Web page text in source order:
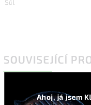
Ahoj, já jsem
Sůl
SOUVISEJÍCÍ